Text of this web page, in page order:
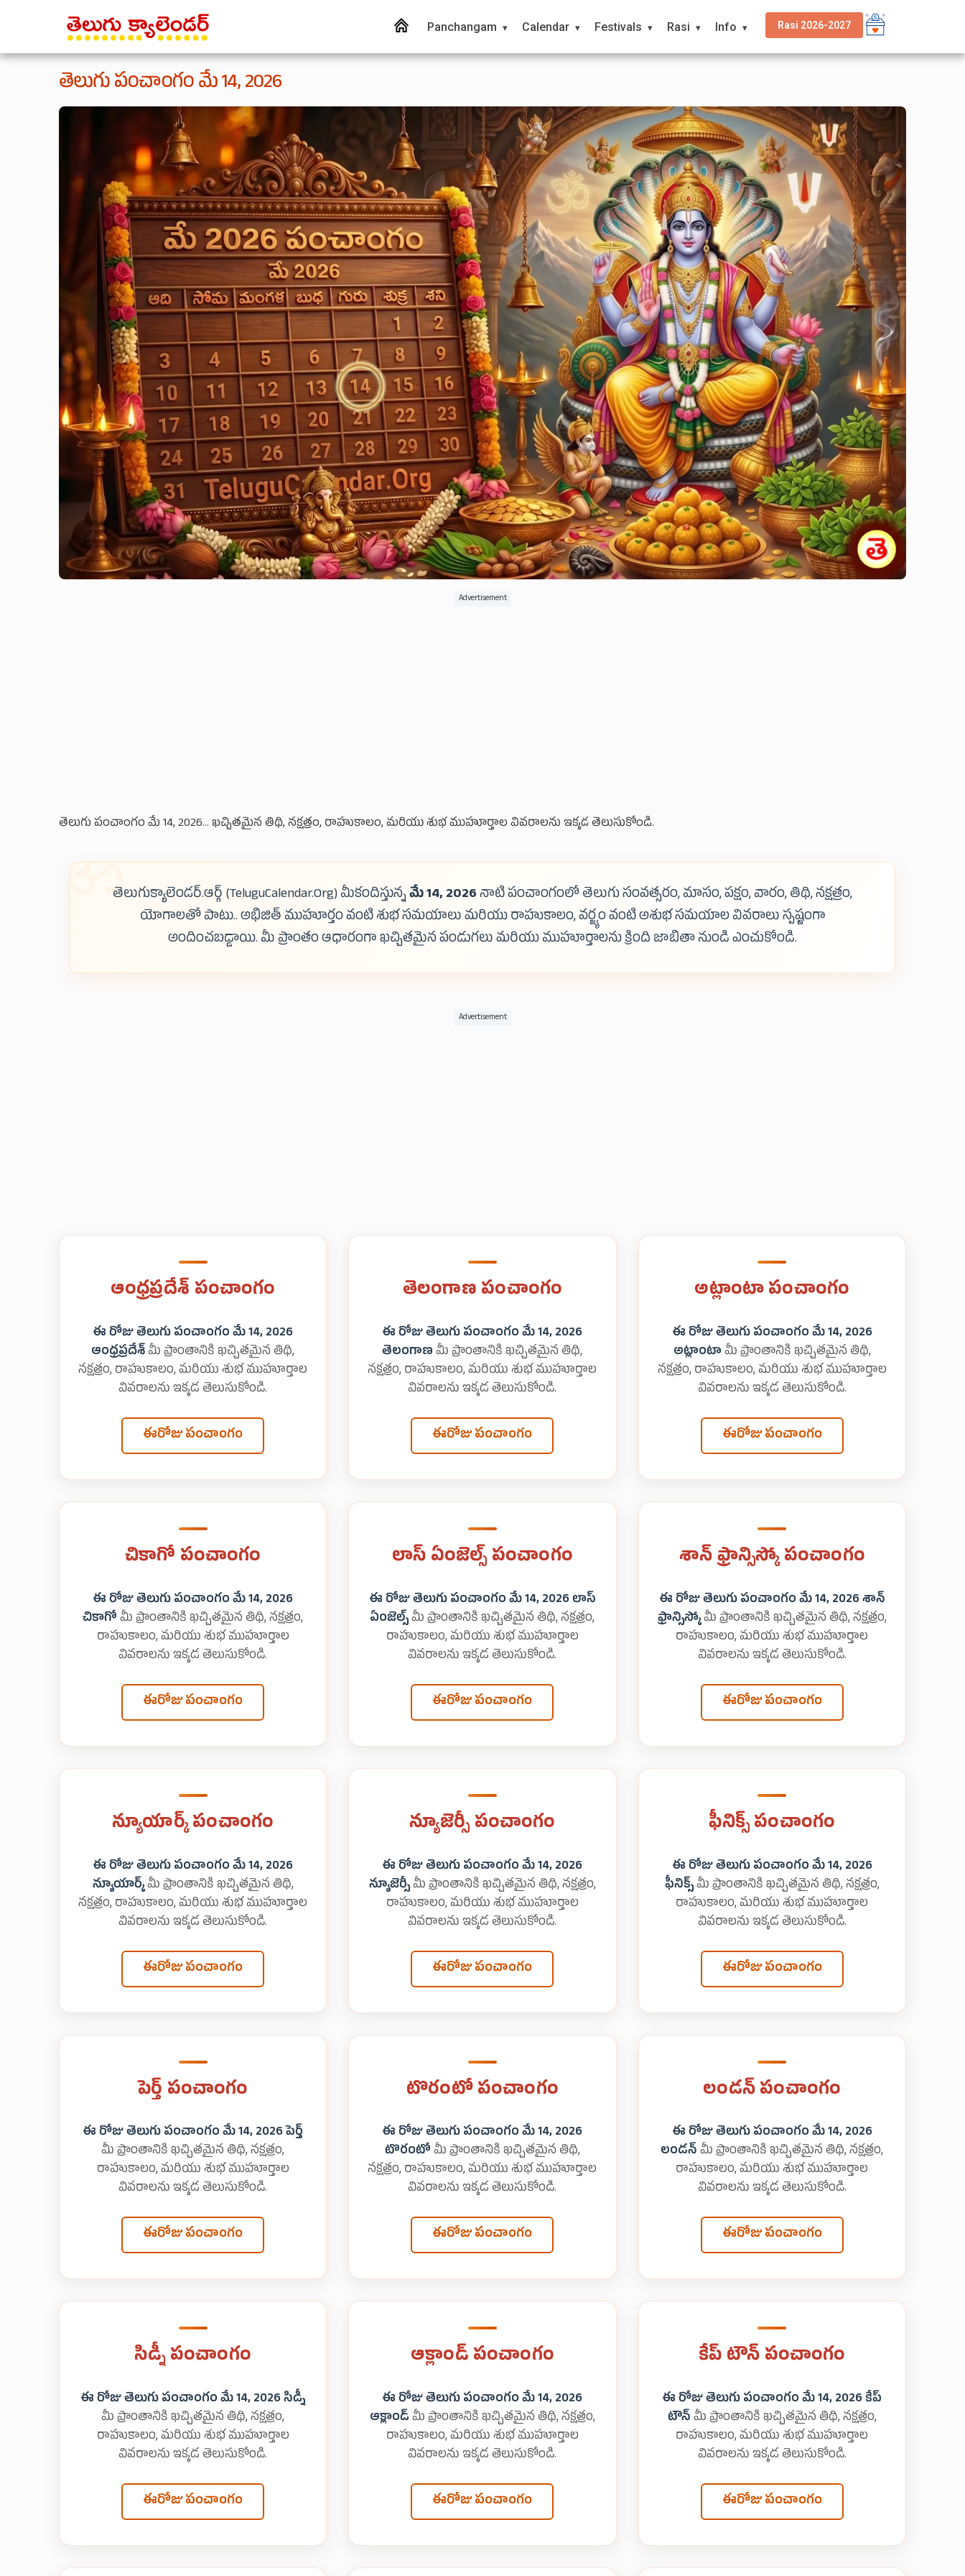
Panchangam Calendar Festivals Rasi Info Rasi 2026-2027
తెలుగు పంచాంగం మే 14, 2026
Advertisement
తెలుగు పంచాంగం మే 14, 2026... ఖచ్చితమైన తిథి, నక్షత్రం, రాహుకాలం, మరియు శుభ ముహూర్తాల వివరాలను ఇక్కడ తెలుసుకోండి.
తెలుగుక్యాలెండర్.ఆర్గ్ (TeluguCalendar.Org) మీకందిస్తున్నమే 14, 2026 నాటి పంచాంగంలో తెలుగు సంవత్సరం, మాసం, పక్షం, వారం, తిథి, నక్షత్రం,
యోగాలతో పాటు.. అభిజిత్ ముహూర్తం వంటి శుభ సమయాలు మరియు రాహుకాలం, వర్జ్యం వంటి అశుభ సమయాల వివరాలు స్పష్టంగా
అందించబడ్డాయి. మీ ప్రాంతం ఆధారంగా ఖచ్చితమైన పండుగలు మరియు ముహూర్తాలను క్రింది జాబితా నుండి ఎంచుకోండి.
Advertisement
ఆంధ్రప్రదేశ్ పంచాంగం
ఈ రోజు తెలుగు పంచాంగం మే 14, 2026
ఆంధ్రప్రదేశ్మీ ప్రాంతానికి ఖచ్చితమైన తిథి,
నక్షత్రం, రాహుకాలం, మరియు శుభ ముహూర్తాల
వివరాలను ఇక్కడ తెలుసుకోండి.
ఈరోజు పంచాంగం
తెలంగాణ పంచాంగం
ఈ రోజు తెలుగు పంచాంగం మే 14, 2026
తెలంగాణ మీ ప్రాంతానికి ఖచ్చితమైన తిథి,
నక్షత్రం, రాహుకాలం, మరియు శుభ ముహూర్తాల
వివరాలను ఇక్కడ తెలుసుకోండి.
ఈరోజు పంచాంగం
అట్లాంటా పంచాంగం
ఈ రోజు తెలుగు పంచాంగం మే 14, 2026
అట్లాంటా మీ ప్రాంతానికి ఖచ్చితమైన తిథి,
నక్షత్రం, రాహుకాలం, మరియు శుభ ముహూర్తాల
వివరాలను ఇక్కడ తెలుసుకోండి.
ఈరోజు పంచాంగం
చికాగో పంచాంగం
ఈ రోజు తెలుగు పంచాంగం మే 14, 2026
చికాగో మీ ప్రాంతానికి ఖచ్చితమైన తిథి, నక్షత్రం,
రాహుకాలం, మరియు శుభ ముహూర్తాల
వివరాలను ఇక్కడ తెలుసుకోండి.
ఈరోజు పంచాంగం
లాస్ ఏంజెల్స్ పంచాంగం
ఈ రోజు తెలుగు పంచాంగం మే 14, 2026 లాస్
ఏంజెల్స్మీ ప్రాంతానికి ఖచ్చితమైన తిథి, నక్షత్రం,
రాహుకాలం, మరియు శుభ ముహూర్తాల
వివరాలను ఇక్కడ తెలుసుకోండి.
ఈరోజు పంచాంగం
శాన్ ఫ్రాన్సిస్కో పంచాంగం
ఈ రోజు తెలుగు పంచాంగం మే 14, 2026 శాన్
ఫ్రాన్సిస్కోమీ ప్రాంతానికి ఖచ్చితమైన తిథి, నక్షత్రం,
రాహుకాలం, మరియు శుభ ముహూర్తాల
వివరాలను ఇక్కడ తెలుసుకోండి.
ఈరోజు పంచాంగం
న్యూయార్క్ పంచాంగం
ఈ రోజు తెలుగు పంచాంగం మే 14, 2026
న్యూయార్క్మీ ప్రాంతానికి ఖచ్చితమైన తిథి,
నక్షత్రం, రాహుకాలం, మరియు శుభ ముహూర్తాల
వివరాలను ఇక్కడ తెలుసుకోండి.
ఈరోజు పంచాంగం
న్యూజెర్సీ పంచాంగం
ఈ రోజు తెలుగు పంచాంగం మే 14, 2026
న్యూజెర్సీమీ ప్రాంతానికి ఖచ్చితమైన తిథి, నక్షత్రం,
రాహుకాలం, మరియు శుభ ముహూర్తాల
వివరాలను ఇక్కడ తెలుసుకోండి.
ఈరోజు పంచాంగం
ఫీనిక్స్ పంచాంగం
ఈ రోజు తెలుగు పంచాంగం మే 14, 2026
ఫీనిక్స్మీ ప్రాంతానికి ఖచ్చితమైన తిథి, నక్షత్రం,
రాహుకాలం, మరియు శుభ ముహూర్తాల
వివరాలను ఇక్కడ తెలుసుకోండి.
ఈరోజు పంచాంగం
పెర్త్ పంచాంగం
ఈ రోజు తెలుగు పంచాంగం మే 14, 2026 పెర్త్
మీ ప్రాంతానికి ఖచ్చితమైన తిథి, నక్షత్రం,
రాహుకాలం, మరియు శుభ ముహూర్తాల
వివరాలను ఇక్కడ తెలుసుకోండి.
ఈరోజు పంచాంగం
టొరంటో పంచాంగం
ఈ రోజు తెలుగు పంచాంగం మే 14, 2026
టొరంటో మీ ప్రాంతానికి ఖచ్చితమైన తిథి,
నక్షత్రం, రాహుకాలం, మరియు శుభ ముహూర్తాల
వివరాలను ఇక్కడ తెలుసుకోండి.
ఈరోజు పంచాంగం
లండన్ పంచాంగం
ఈ రోజు తెలుగు పంచాంగం మే 14, 2026
లండన్ మీ ప్రాంతానికి ఖచ్చితమైన తిథి, నక్షత్రం,
రాహుకాలం, మరియు శుభ ముహూర్తాల
వివరాలను ఇక్కడ తెలుసుకోండి.
ఈరోజు పంచాంగం
సిడ్నీ పంచాంగం
ఈ రోజు తెలుగు పంచాంగం మే 14, 2026 సిడ్నీ
మీ ప్రాంతానికి ఖచ్చితమైన తిథి, నక్షత్రం,
రాహుకాలం, మరియు శుభ ముహూర్తాల
వివరాలను ఇక్కడ తెలుసుకోండి.
ఈరోజు పంచాంగం
ఆక్లాండ్ పంచాంగం
ఈ రోజు తెలుగు పంచాంగం మే 14, 2026
ఆక్లాండ్మీ ప్రాంతానికి ఖచ్చితమైన తిథి, నక్షత్రం,
రాహుకాలం, మరియు శుభ ముహూర్తాల
వివరాలను ఇక్కడ తెలుసుకోండి.
ఈరోజు పంచాంగం
కేప్ టౌన్ పంచాంగం
ఈ రోజు తెలుగు పంచాంగం మే 14, 2026 కేప్
టౌన్ మీ ప్రాంతానికి ఖచ్చితమైన తిథి, నక్షత్రం,
రాహుకాలం, మరియు శుభ ముహూర్తాల
వివరాలను ఇక్కడ తెలుసుకోండి.
ఈరోజు పంచాంగం